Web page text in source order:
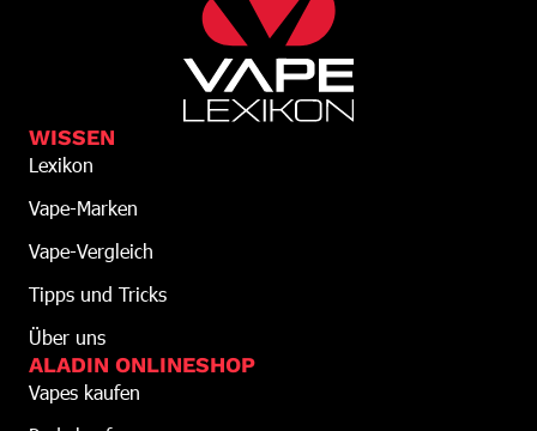
WISSEN
Lexikon
Vape-Marken
Vape-Vergleich
Tipps und Tricks
Über uns
ALADIN ONLINESHOP
Vapes kaufen